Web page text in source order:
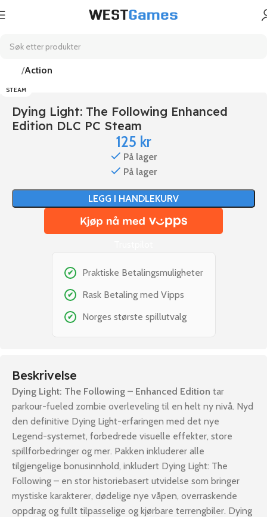
Action
STEAM
Dying Light: The Following Enhanced
Edition DLC PC Steam
125 kr
På lager
På lager
LEGG I HANDLEKURV
✔ Praktiske Betalingsmuligheter
✔ Rask Betaling med Vipps
✔ Norges største spillutvalg
Beskrivelse
Dying Light: The Following – Enhanced Edition tar
parkour-fueled zombie overleveling til en helt ny nivå. Nyd
den definitive Dying Light-erfaringen med det nye
Legend-systemet, forbedrede visuelle effekter, store
spillforbedringer og mer. Pakken inkluderer alle
tilgjengelige bonusinnhold, inkludert Dying Light: The
Following – en stor historiebasert utvidelse som bringer
mystiske karakterer, dødelige nye våpen, overraskende
oppdrag og fullt tilpasselige og kjørbare terrengbiler. Dying